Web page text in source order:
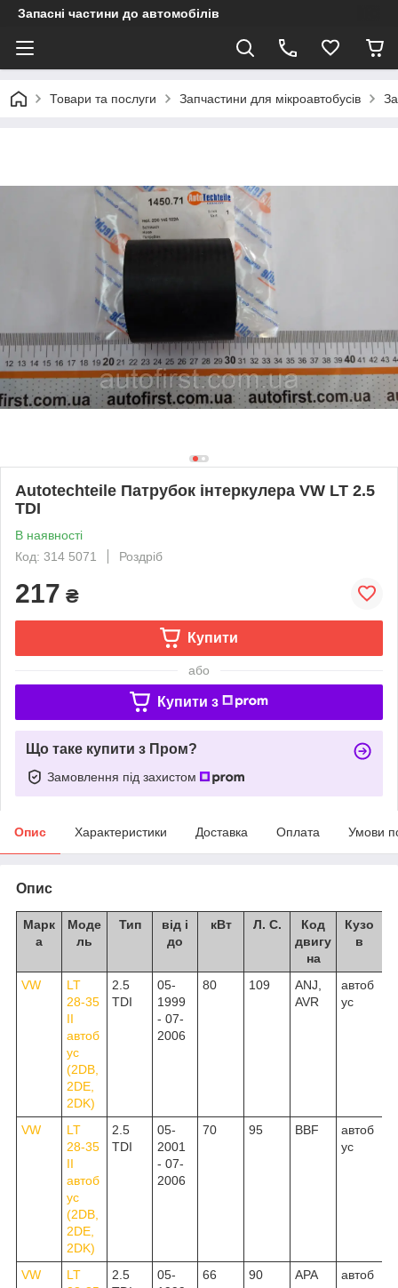
Запасні частини до автомобілів
Товари та послуги Запчастини для мікроавтобусів
Autotechteile Патрубок інтеркулера VW LT 2.5
TDI
В наявності
Код: 314 5071
Роздріб
217 ₴
Купити
або
Купити з
Що таке купити з Пром?
Замовлення під захистом
Опис Характеристики Доставка Оплата Умови
Опис
Марк
а
Моде
ль
Тип
від і
до
кВт Л. С.
Код
двигу
на
Кузо
в
VW
LT
28-35
II
автоб
ус
(2DB,
2DE,
2DK)
2.5
TDI
05-
1999
- 07-
2006
80 109
ANJ,
AVR
автоб
ус
VW
LT
28-35
II
автоб
ус
(2DB,
2DE,
2DK)
2.5
TDI
05-
2001
- 07-
2006
70 95 BBF
автоб
ус
VW
LT
2.5
05-
66 90 APA
автоб